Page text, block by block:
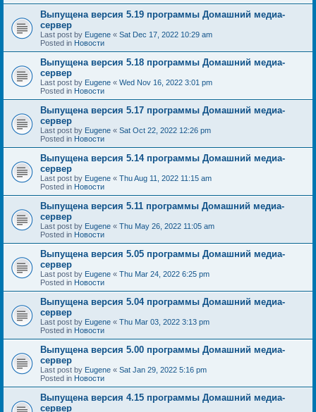
Выпущена версия 5.19 программы Домашний медиа-
сервер
Last post by Eugene « Sat Dec 17, 2022 10:29 am
Posted in Новости
Выпущена версия 5.18 программы Домашний медиа-
сервер
Last post by Eugene « Wed Nov 16, 2022 3:01 pm
Posted in Новости
Выпущена версия 5.17 программы Домашний медиа-
сервер
Last post by Eugene « Sat Oct 22, 2022 12:26 pm
Posted in Новости
Выпущена версия 5.14 программы Домашний медиа-
сервер
Last post by Eugene « Thu Aug 11, 2022 11:15 am
Posted in Новости
Выпущена версия 5.11 программы Домашний медиа-
сервер
Last post by Eugene « Thu May 26, 2022 11:05 am
Posted in Новости
Выпущена версия 5.05 программы Домашний медиа-
сервер
Last post by Eugene « Thu Mar 24, 2022 6:25 pm
Posted in Новости
Выпущена версия 5.04 программы Домашний медиа-
сервер
Last post by Eugene « Thu Mar 03, 2022 3:13 pm
Posted in Новости
Выпущена версия 5.00 программы Домашний медиа-
сервер
Last post by Eugene « Sat Jan 29, 2022 5:16 pm
Posted in Новости
Выпущена версия 4.15 программы Домашний медиа-
сервер